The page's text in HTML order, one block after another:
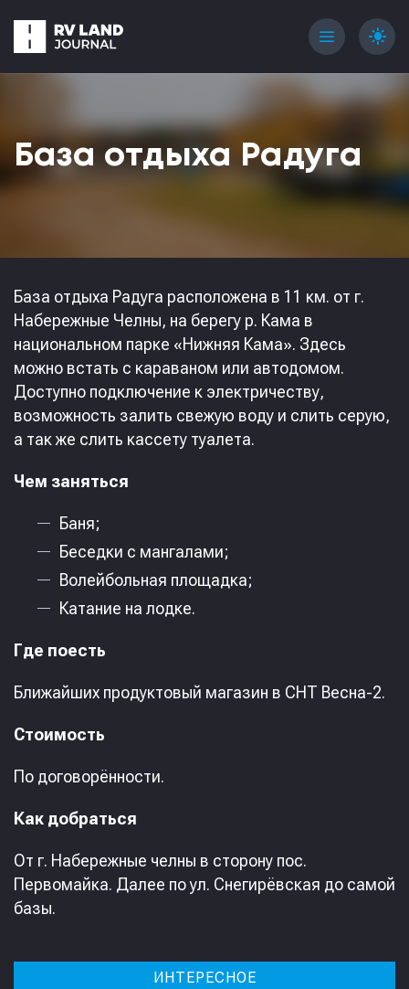
menu light_mode
База отдыха Радуга
База отдыха Радуга расположена в 11 км. от г.
Набережные Челны, на берегу р. Кама в
национальном парке «Нижняя Кама». Здесь
можно встать с караваном или автодомом.
Доступно подключение к электричеству,
возможность залить свежую воду и слить серую,
а так же слить кассету туалета.
Чем заняться
Баня;
Беседки с мангалами;
Волейбольная площадка;
Катание на лодке.
Где поесть
Ближайших продуктовый магазин в СНТ Весна-2.
Стоимость
По договорённости.
Как добраться
От г. Набережные челны в сторону пос.
Первомайка. Далее по ул. Снегирёвская до самой
базы.
ИНТЕРЕСНОЕ